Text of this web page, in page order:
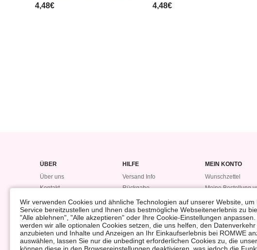
4,48€ 4,48€
ÜBER
Über uns
Kontakt
Datensicherheitsvorfall
HILFE
Versand Info
Rückgabe
Bestellung
Bonuspunkte
Rückerstattung
MEIN KONTO
Wunschzettel
Meine Bestellung
Meine
#LOVEROMWE
Wir verwenden Cookies und ähnliche Technologien auf unserer Website,
Service bereitzustellen und Ihnen das bestmögliche Webseitenerlebnis zu
"Alle ablehnen", "Alle akzeptieren" oder Ihre Cookie-Einstellungen
werden wir alle optionalen Cookies setzen, die uns helfen, den
anzubieten und Inhalte und Anzeigen an Ihr Einkaufserlebnis bei ROMWE
auswählen, lassen Sie nur die unbedingt erforderlichen Cookies zu, die